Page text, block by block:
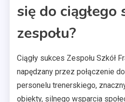
się do ciągłego
zespołu?
Ciągły sukces Zespołu Szkół
napędzany przez połączenie
personelu trenerskiego,
obiekty, silnego wsparcia